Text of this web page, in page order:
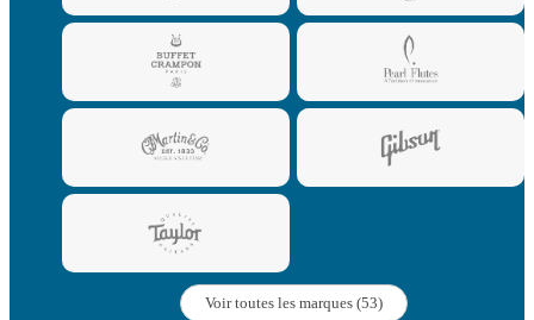
Voir toutes les marques (53)